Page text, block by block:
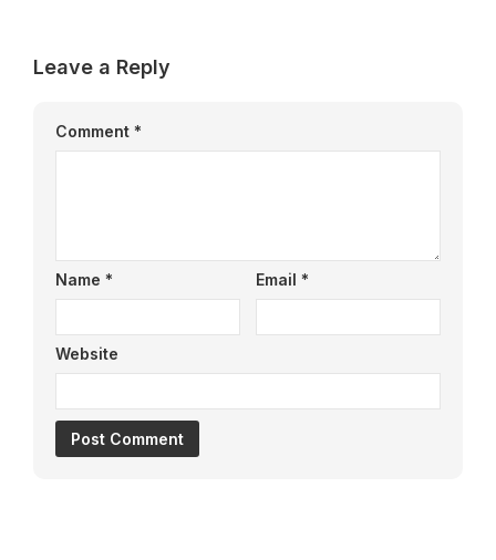
Leave a Reply
Comment *
Name * Email *
Website